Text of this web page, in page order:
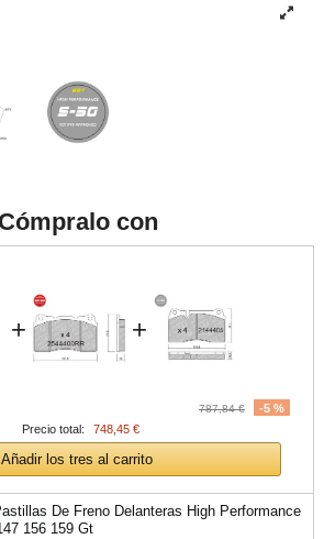
Cómpralo con
+ +
787,84 €
-5 %
Precio total:
748,45 €
Añadir los tres al carrito
De Freno Delanteras High Performance
156 159 Gt